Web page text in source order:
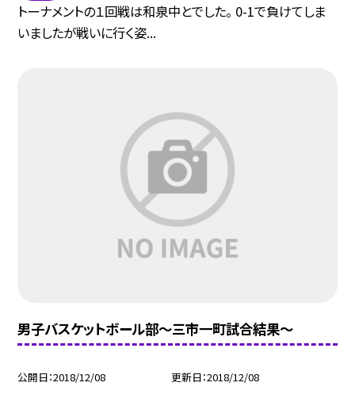
トーナメントの１回戦は和泉中とでした。 0-1で負けてしま
いましたが戦いに行く姿...
男子バスケットボール部〜三市一町試合結果〜
公開日 2018/12/08 更新日 2018/12/08